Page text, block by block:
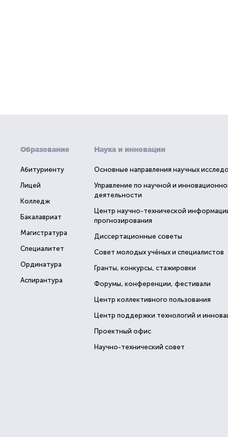
Образование
Абитуриенту
Лицей
Колледж
Бакалавриат
Магистратура
Специалитет
Ординатура
Аспирантура
Наука и инновации
Основные направления научных
Управление по научной и
деятельности
Центр научно-технической
прогнозирования
Диссертационные советы
Совет молодых учёных и специалистов
Гранты, конкурсы, стажировки
Форумы, конференции, фестивали
Центр коллективного пользования
Центр поддержки технологий и
Проектный офис
Научно-технический совет